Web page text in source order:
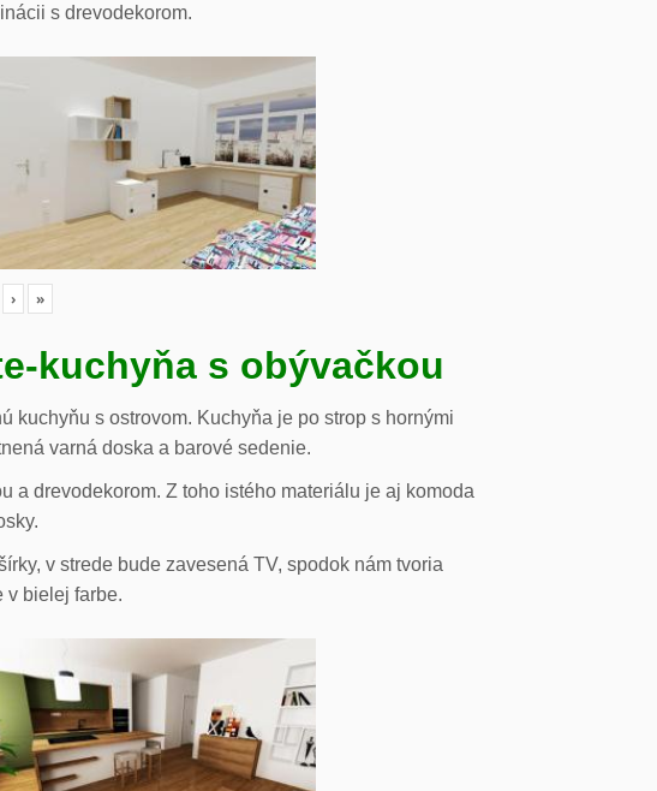
s drevodekorom.
› »
kuchyňa s obývačkou
kuchyňu s ostrovom. Kuchyňa je po strop s hornými
varná doska a barové sedenie.
a drevodekorom. Z toho istého materiálu je aj komoda
v strede bude zavesená TV, spodok nám tvoria
v bielej farbe.